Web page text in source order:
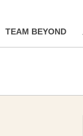
TEAM BEYOND